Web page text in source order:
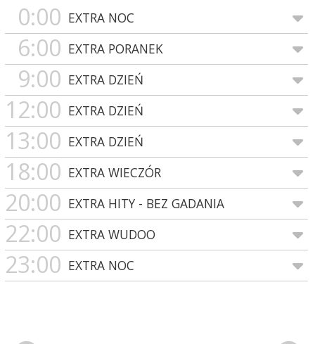
0:00 EXTRA NOC
6:00 EXTRA PORANEK
9:00 EXTRA DZIEŃ
12:00 EXTRA DZIEŃ
13:00 EXTRA DZIEŃ
18:00 EXTRA WIECZÓR
20:00 EXTRA HITY - BEZ GADANIA
22:00 EXTRA WUDOO
23:00 EXTRA NOC